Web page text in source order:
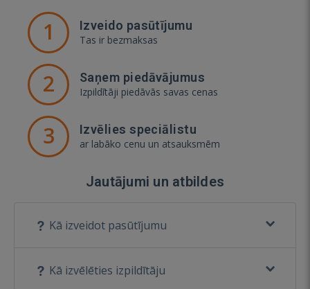
1 Izveido pasūtījumu
Tas ir bezmaksas
2 Saņem piedāvājumus
Izpildītāji piedāvās savas cenas
3 Izvēlies speciālistu
ar labāko cenu un atsauksmēm
Jautājumi un atbildes
Kā izveidot pasūtījumu
Kā izvēlēties izpildītāju